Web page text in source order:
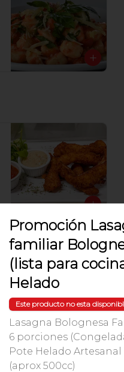
Promoción
familiar
(lista para
Helado
Este producto no esta
Lasagna Bolognesa
6 porciones
Pote Helado Artesanal
(aprox 500cc)